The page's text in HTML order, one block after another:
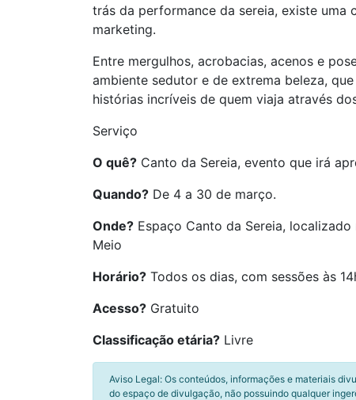
trás da performance da sereia, existe uma
marketing.
Entre mergulhos, acrobacias, acenos e
ambiente sedutor e de extrema beleza,
histórias incríveis de quem viaja através
Serviço
O quê? Canto da Sereia, evento que irá
Quando? De 4 a 30 de março.
Onde? Espaço Canto da Sereia,
Meio
Horário? Todos os dias, com sessões às
Acesso? Gratuito
Classificação etária? Livre
Aviso Legal: Os conteúdos, informações e materiais
do espaço de divulgação, não possuindo qualquer